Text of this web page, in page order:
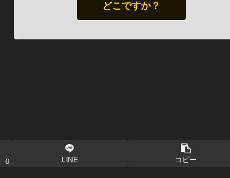
どこですか？
0 LINE コピー